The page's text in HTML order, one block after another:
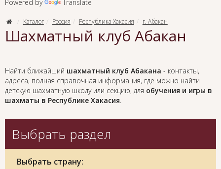
Powered by Translate
Каталог Россия Республика Хакасия г. Абакан
Шахматный клуб Абакан
Найти ближайший шахматный клуб Абакана - контакты,
адреса, полная справочная информация, где можно найти
детскую шахматную школу или секцию, для обучения и игры в
шахматы в Республике Хакасия.
Выбрать раздел
Выбрать страну: